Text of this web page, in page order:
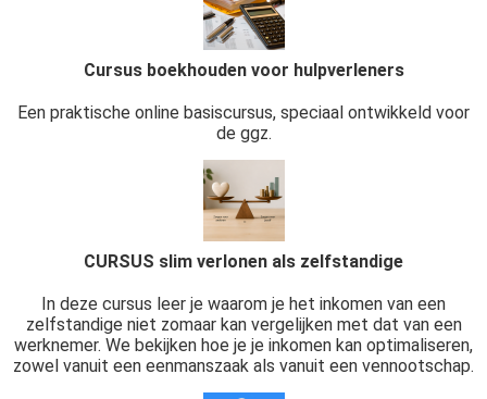
Cursus boekhouden voor hulpverleners
Een praktische online basiscursus, speciaal ontwikkeld voor
de ggz.
CURSUS slim verlonen als zelfstandige
In deze cursus leer je waarom je het inkomen van een
zelfstandige niet zomaar kan vergelijken met dat van een
werknemer. We bekijken hoe je je inkomen kan optimaliseren,
zowel vanuit een eenmanszaak als vanuit een vennootschap.